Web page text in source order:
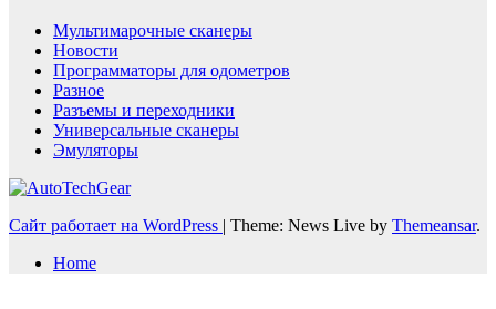
Мультимарочные сканеры
Новости
Программаторы для одометров
Разное
Разъемы и переходники
Универсальные сканеры
Эмуляторы
Сайт работает на WordPress | Theme: News Live by Themeansar.
Home